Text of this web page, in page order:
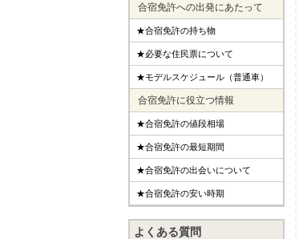
合宿免許への出発にあたって
★合宿免許の持ち物
★必要な住民票について
★モデルスケジュール（普通車）
合宿免許に役立つ情報
★合宿免許の値段相場
★合宿免許の最短期間
★合宿免許の出会いについて
★合宿免許の安い時期
よくある質問